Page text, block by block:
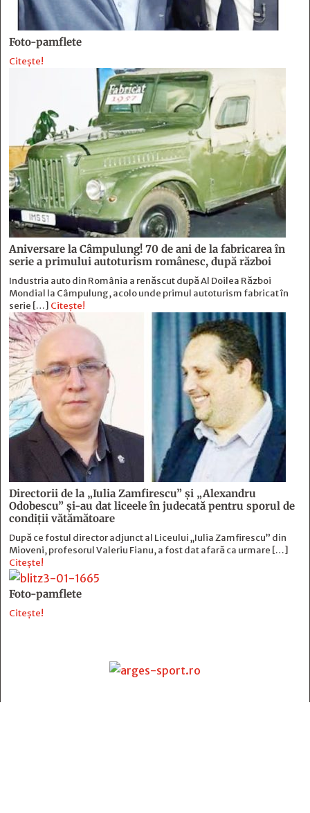
Foto-pamflete
Citește!
Aniversare la Câmpulung! 70 de ani de la fabricarea în
serie a primului autoturism românesc, după război
Industria auto din România a renăscut după Al Doilea Război
Mondial la Câmpulung, acolo unde primul autoturism fabricat în
serie […] Citește!
Directorii de la „Iulia Zamfirescu” și „Alexandru
Odobescu” și-au dat liceele în judecată pentru sporul de
condiții vătămătoare
După ce fostul director adjunct al Liceului „Iulia Zamfirescu” din
Mioveni, profesorul Valeriu Fianu, a fost dat afară ca urmare […]
Citește!
Foto-pamflete
Citește!